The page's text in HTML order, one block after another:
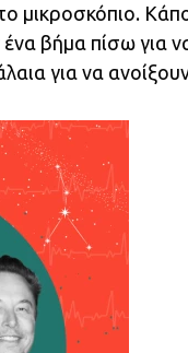
μικροσκόπιο.
βήμα πίσω για
για να